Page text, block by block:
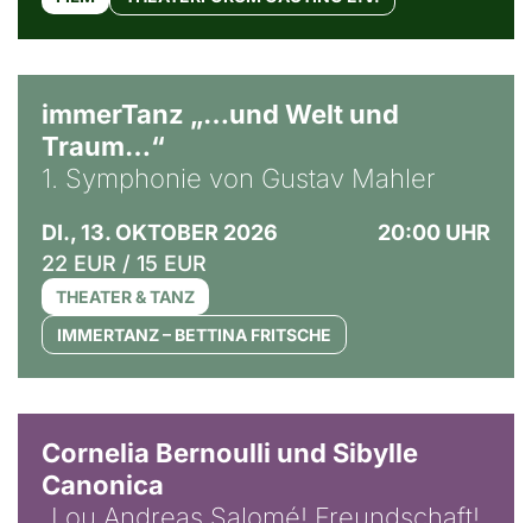
immerTanz „…und Welt und
Traum…“
1. Symphonie von Gustav Mahler
DI., 13. OKTOBER 2026
20:00 UHR
22 EUR / 15 EUR
THEATER & TANZ
IMMERTANZ – BETTINA FRITSCHE
Cornelia Bernoulli und Sibylle
Canonica